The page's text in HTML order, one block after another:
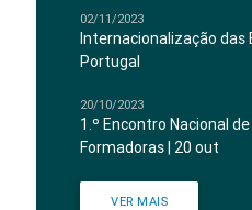
02/11/2023
Internacionalização das
Portugal
20/10/2023
1.º Encontro Nacional
Formadoras | 20 out
VER MAIS